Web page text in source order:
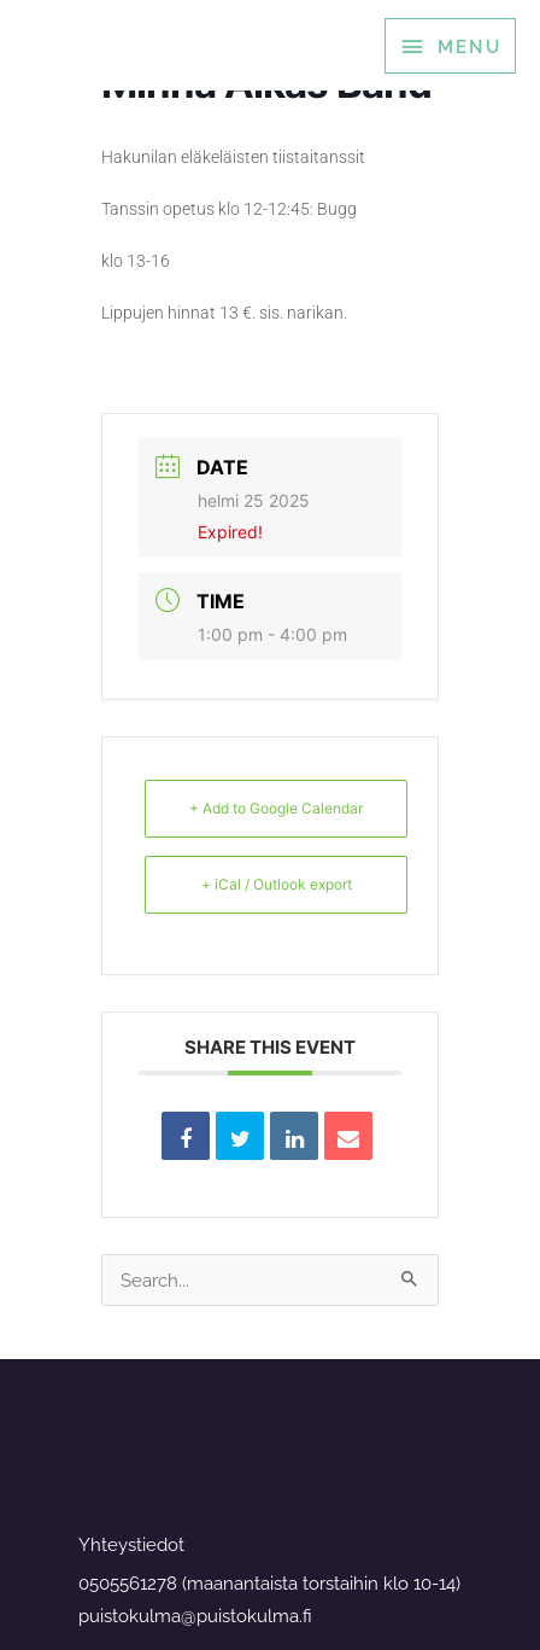
MENU
MENU
Minna Äikäs Band
Hakunilan eläkeläisten tiistaitanssit
Tanssin opetus klo 12-12:45: Bugg
klo 13-16
Lippujen hinnat 13 €. sis. narikan.
DATE
helmi 25 2025
Expired!
TIME
1:00 pm - 4:00 pm
+ Add to Google Calendar
+ iCal / Outlook export
SHARE THIS EVENT
Search
Yhteystiedot
0505561278 (maanantaista torstaihin klo 10-14)
puistokulma@puistokulma.fi